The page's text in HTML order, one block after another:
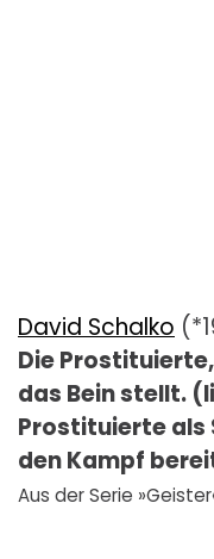
David Schalko
Die
das Bein stellt.
Prostituierte als
den Kampf
Aus der Serie